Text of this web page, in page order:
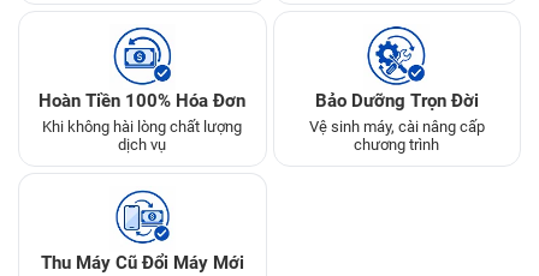
Hoàn Tiền 100% Hóa Đơn
Khi không hài lòng chất lượng
dịch vụ
Bảo Dưỡng Trọn Đời
Vệ sinh máy, cài nâng cấp
chương trình
Thu Máy Cũ Đổi Máy Mới